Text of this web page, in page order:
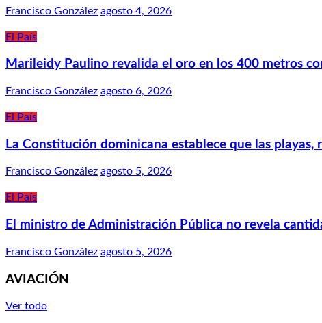
Francisco González agosto 4, 2026
El País
Marileidy Paulino revalida el oro en los 400 metros
Francisco González agosto 6, 2026
El País
La Constitución dominicana establece que las playas,
Francisco González agosto 5, 2026
El País
El ministro de Administración Pública no revela
Francisco González agosto 5, 2026
AVIACIÓN
Ver todo